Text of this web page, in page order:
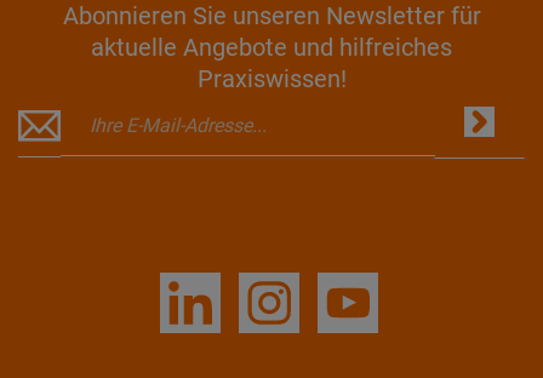
Abonnieren Sie unseren Newsletter für
aktuelle Angebote und hilfreiches
Praxiswissen!